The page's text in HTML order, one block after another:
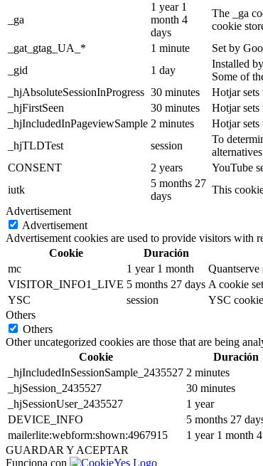
_ga
1 year 1
month 4
days
The _ga
cookie
_gat_gtag_UA_*
1 minute
Set by
_gid
1 day
Installed
Some of
_hjAbsoluteSessionInProgress 30 minutes
Hotjar sets
_hjFirstSeen
30 minutes
Hotjar sets
_hjIncludedInPageviewSample 2 minutes
Hotjar
_hjTLDTest
session
To
CONSENT
2 years
YouTube
iutk
5 months 27
days
This
Advertisement
Advertisement
Advertisement cookies are used to provide visitors with
Cookie
Duración
mc
1 year 1 month
VISITOR_INFO1_LIVE 5 months 27 days A cookie
YSC
session
YSC
Others
Others
Other uncategorized cookies are those that are being
Cookie
Duración
_hjIncludedInSessionSample_2435527 2 minutes
_hjSession_2435527
30 minutes
_hjSessionUser_2435527
1 year
DEVICE_INFO
5 months 27
mailerlite:webform:shown:4967915
1 year 1 month
GUARDAR Y ACEPTAR
Funciona con